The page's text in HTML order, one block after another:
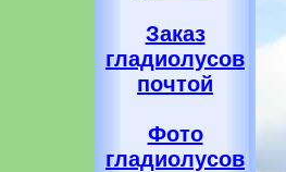
Заказ
гладиолусов
почтой
Фото
гладиолусов